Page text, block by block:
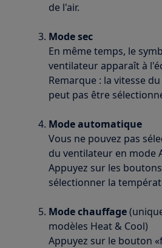
de l'air.
Mode sec
En même temps, le
ventilateur apparaît à
Remarque : la vitesse
peut pas être
Mode automatique
Vous ne pouvez pas
du ventilateur en mode
Appuyez sur les
sélectionner la
Mode chauffage
modèles Heat & Cool)
Appuyez sur le bouton